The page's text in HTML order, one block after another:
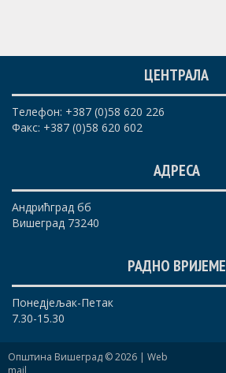
ЦЕНТРАЛА
Телефон: +387 (0)58 620 226
Факс: +387 (0)58 620 602
АДРЕСА
Андрићград бб
Вишеград 73240
РАДНО ВРИЈЕМЕ
Понедјељак-Петак
7.30-15.30
Општина Вишеград © 2026 | Web
mail